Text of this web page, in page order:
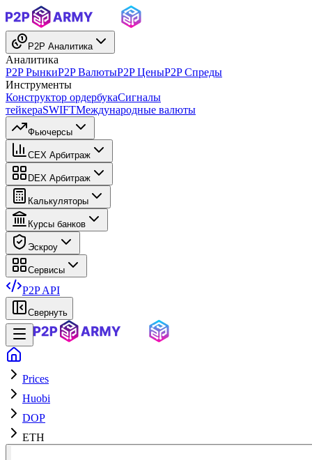
P2P Аналитика
Аналитика
P2P РынкиP2P ВалютыP2P ЦеныP2P Спреды
Инструменты
Конструктор ордербукаСигналы
тейкераSWIFTМеждународные валюты
Фьючерсы
CEX Арбитраж
DEX Арбитраж
Калькуляторы
Курсы банков
Эскроу
Сервисы
P2P API
Свернуть
Prices
Huobi
DOP
ETH